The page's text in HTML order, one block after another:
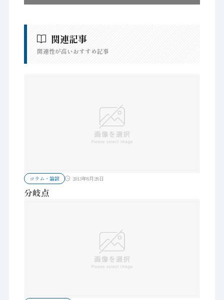
関連記事
関連性が高いおすすめ記事
コラム・論説 2013年8月28日
分岐点